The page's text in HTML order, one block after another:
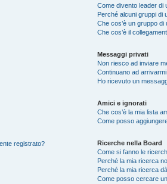
registrato?
Come divento leader di
Perché alcuni gruppi di
Che cos’è un gruppo di
Che cos’è il
Messaggi privati
Non riesco ad inviare
Continuano ad
Ho ricevuto un
Amici e ignorati
Che cos’è la mia lista
Come posso
Ricerche nella Board
Come si fanno le
Perché la mia ricerca
Perché la mia ricerca
Come posso cercare